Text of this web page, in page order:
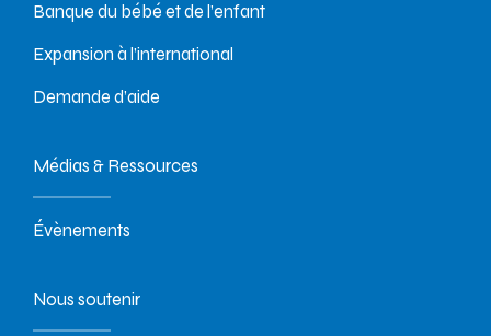
Banque du bébé et de l’enfant
Expansion à l’international
Demande d’aide
Médias & Ressources
Évènements
Nous soutenir